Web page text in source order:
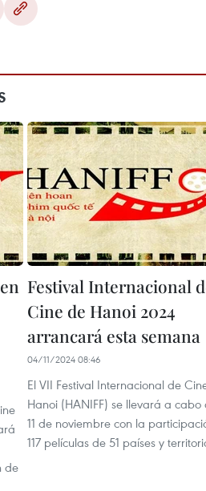
de
Festival Internacional
Cine de Hanoi 2024
arrancará esta semana
04/11/2024 08:46
El VII Festival Internacional de
Hanoi (HANIFF) se llevará a cabo
11 de noviembre con la
117 películas de 51 países y